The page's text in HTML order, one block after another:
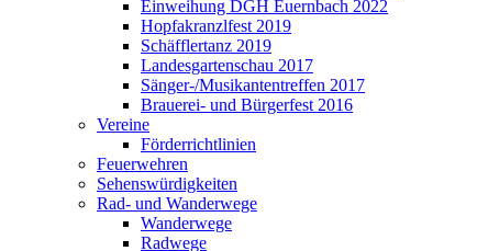
Einweihung DGH Euernbach 2022
Hopfakranzlfest 2019
Schäfflertanz 2019
Landesgartenschau 2017
Sänger-/Musikantentreffen 2017
Brauerei- und Bürgerfest 2016
Vereine
Förderrichtlinien
Feuerwehren
Sehenswürdigkeiten
Rad- und Wanderwege
Wanderwege
Radwege